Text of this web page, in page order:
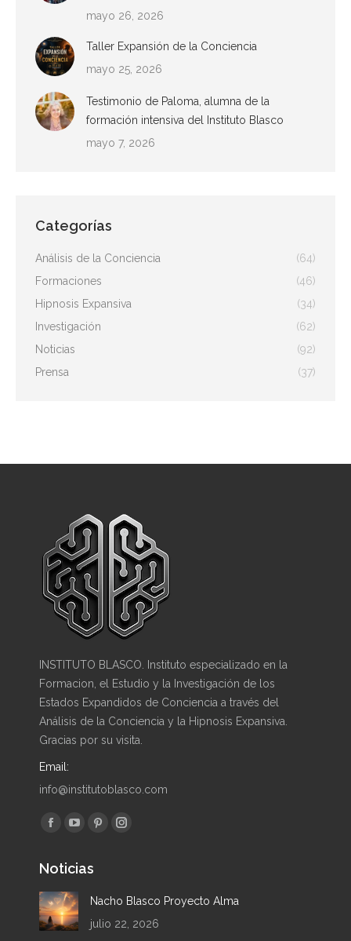
mayo 26, 2026
Taller Expansión de la Conciencia
mayo 25, 2026
Testimonio de Paloma, alumna de la
formación intensiva del Instituto Blasco
mayo 7, 2026
Categorías
Análisis de la Conciencia
(64)
Formaciones
(46)
Hipnosis Expansiva
(34)
Investigación
(62)
Noticias
(92)
Prensa
(37)
INSTITUTO BLASCO. Instituto especializado en la
Formacion, el Estudio y la Investigación de los
Estados Expandidos de Conciencia a través del
Análisis de la Conciencia y la Hipnosis Expansiva.
Gracias por su visita.
Email:
info@institutoblasco.com
Encuéntranos en:
Facebook
opens
in
new
window
YouTube
opens
in
new
window
Pinterest
window
Instagram
window
Noticias
Nacho Blasco Proyecto Alma
julio 22, 2026